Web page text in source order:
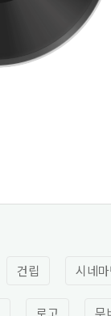
건립 시네
로고 무